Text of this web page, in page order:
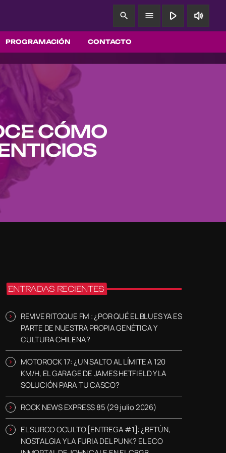
PROGRAMACIÓN CONTACTO
search menu play_arrow volume_up
CÓMO
ENTRADAS RECIENTES
REVIVE RITOQUE FM : ¿POR QUÉ EL BLUES YA ES
PARTE DE NUESTRA PROPIA GENÉTICA Y
CULTURA CHILENA?
MOTOROCK 17: ¿UN SALTO AL LÍMITE A 120
KM/H, EL GARAGE DE JAMES HETFIELD Y LA
SOLUCIÓN PARA TU CASCO?
ROCK NEWS EXPRESS 85 (29 julio 2026)
EL SURCO OCULTO [ENTREGA #1]: ¿BETÚN,
NOSTALGIA Y LA FURIA DEL PUNK? EL ECO